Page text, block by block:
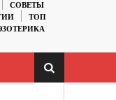
СОВЕТЫ
ТОП